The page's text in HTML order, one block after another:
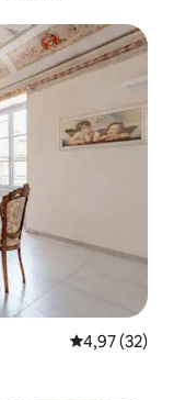
4,97 ud af 5 i
4,97 (32)